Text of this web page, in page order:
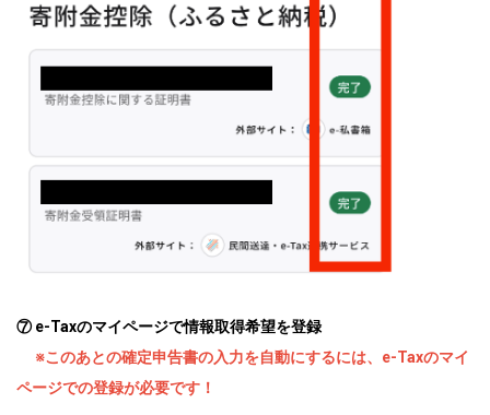
⑦ e-Taxのマイページで情報取得希望を登録
※このあとの確定申告書の入力を自動にするには、e-Taxのマイ
ページでの登録が必要です！